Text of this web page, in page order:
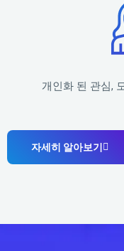
개인화 된 관심,
자세히 알아보기